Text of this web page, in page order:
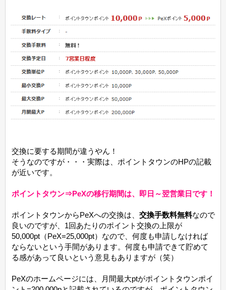
交換に要する期間が違うやん！
そうなのですが・・・実際は、ポイントタウンのHPの記載
が近いです。
ポイントタウン⇒PeXの移行期間は、即日～翌営業日です！
ポイントタウンからPeXへの交換は、 交換手数料無料なので
良いのですが、1回あたりのポイント交換の上限が
50,000pt（PeX=25,000pt）なので、何度も申請しなければ
ならないという手間があります。何度も申請できて貯めて
る感があって良いという意見もありますが（笑）
PeXのホームページには、月間最大ptがポイントタウンポイ